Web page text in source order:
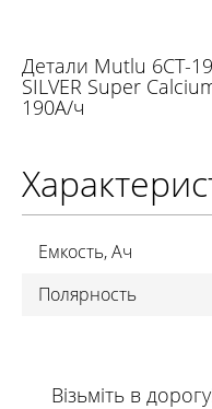
Детали Mutlu 6CT-
SILVER Super
190А/ч
Емкость, Ач
Полярность
Візьміть в